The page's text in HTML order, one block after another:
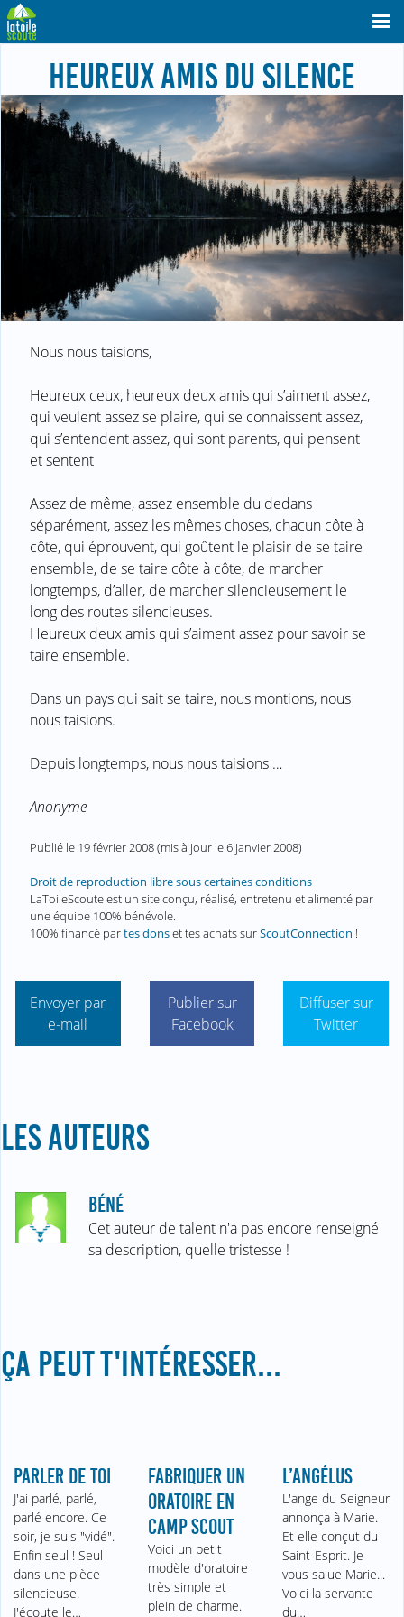
HEUREUX AMIS DU SILENCE
Nous nous taisions,
Heureux ceux, heureux deux amis qui s’aiment assez,
qui veulent assez se plaire, qui se connaissent assez,
qui s’entendent assez, qui sont parents, qui pensent
et sentent
Assez de même, assez ensemble du dedans
séparément, assez les mêmes choses, chacun côte à
côte, qui éprouvent, qui goûtent le plaisir de se taire
ensemble, de se taire côte à côte, de marcher
longtemps, d’aller, de marcher silencieusement le
long des routes silencieuses.
Heureux deux amis qui s’aiment assez pour savoir se
taire ensemble.
Dans un pays qui sait se taire, nous montions, nous
nous taisions.
Depuis longtemps, nous nous taisions …
Anonyme
Publié le 19 février 2008(mis à jour le6 janvier 2008)
Droit de reproduction libre sous certaines conditions
LaToileScoute est un site conçu, réalisé, entretenu et alimenté par
une équipe 100% bénévole.
100% financé partes donset tes achats surScoutConnection !
Envoyer par
e-mail
Publier sur
Facebook
Diffuser sur
Twitter
LES AUTEURS
BÉNÉ
Cet auteur de talent n'a pas encore renseigné
sa description, quelle tristesse !
ÇA PEUT T'INTÉRESSER...
PARLER DE TOI
J'ai parlé, parlé,
parlé encore. Ce
soir, je suis "vidé".
Enfin seul ! Seul
dans une pièce
silencieuse.
J'écoute le…
FABRIQUER UN
ORATOIRE EN
CAMP SCOUT
Voici un petit
modèle d'oratoire
très simple et
plein de charme.
L’ANGÉLUS
L'ange du Seigneur
annonça à Marie.
Et elle conçut du
Saint-Esprit. Je
vous salue Marie...
Voici la servante
du…